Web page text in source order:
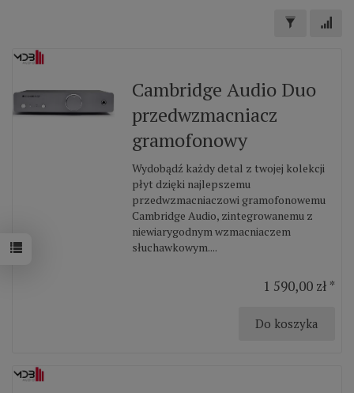
Cambridge Audio Duo
przedwzmacniacz
gramofonowy
Wydobądź każdy detal z twojej kolekcji
płyt dzięki najlepszemu
przedwzmacniaczowi gramofonowemu
Cambridge Audio, zintegrowanemu z
niewiarygodnym wzmacniaczem
słuchawkowym....
1 590,00 zł *
Do koszyka